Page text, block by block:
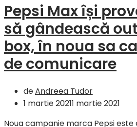
Pepsi Max își
să gândească
box, în noua sa
de comunicare
deAndreea Tudor
1 martie 20211 martie 2021
Noua campanie marca Pepsi